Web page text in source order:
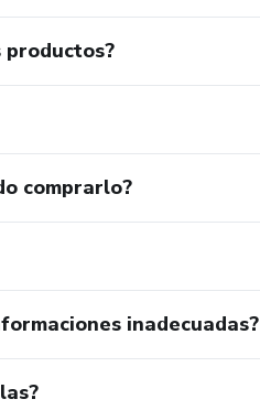
comprarlo?
inadecuadas?